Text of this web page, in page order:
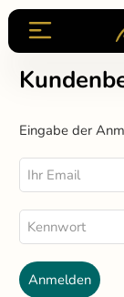
Eingabe der